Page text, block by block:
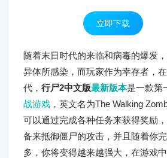
立即下载
随着末日时代的来临和病毒的爆发
异体所感染，而玩家作为幸存者，
代， 行尸2中文版最新版本是一款第
战游戏 ，英文名为The Walking
可以通过完成各种任务来获得奖励
备来抵御僵尸的攻击，并且随着你
多，你将变得越来越强大，在游戏